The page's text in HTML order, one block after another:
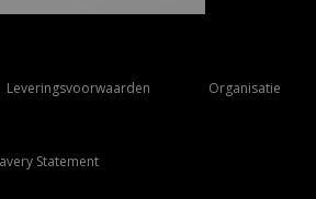
Leveringsvoorwaarden Organisatie
Statement